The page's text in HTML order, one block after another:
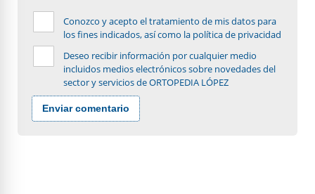
Conozco y acepto el tratamiento de mis datos para
los fines indicados, así como la política de privacidad
Deseo recibir información por cualquier medio
incluidos medios electrónicos sobre novedades del
sector y servicios de ORTOPEDIA LÓPEZ
Enviar comentario